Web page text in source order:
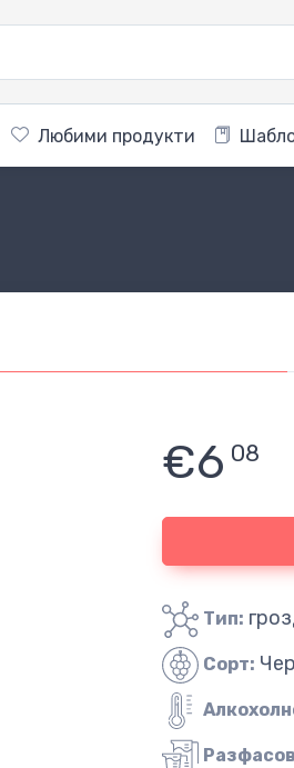
Любими продукти
€6 08
Тип:
Сорт: